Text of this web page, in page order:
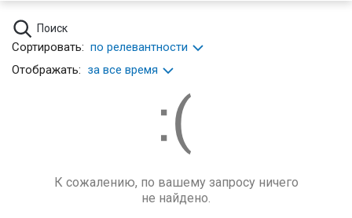
Поиск
Сортировать: по релевантности
Отображать: за все время
К сожалению, по вашему запросу ничего
не найдено.